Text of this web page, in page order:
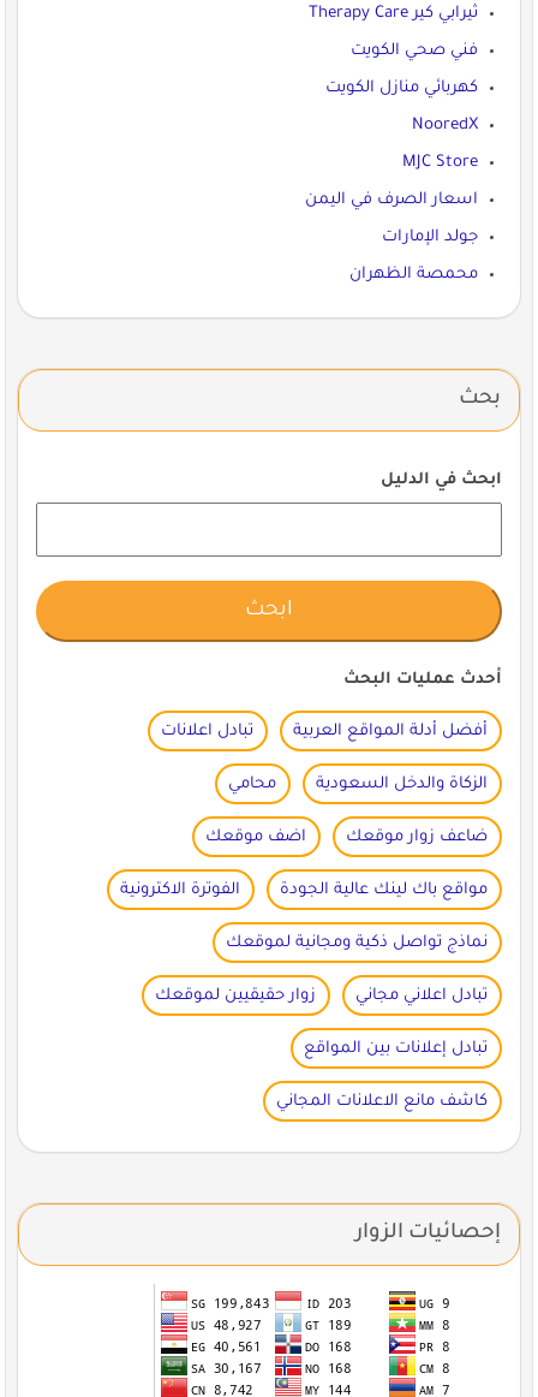
ثيرابي كير Therapy Care
فني صحي الكويت
كهربائي منازل الكويت
NooredX
MJC Store
اسعار الصرف في اليمن
جولد الإمارات
محمصة الظهران
بحث
ابحث في الدليل
أحدث عمليات البحث
أفضل أدلة المواقع العربية تبادل اعلانات
الزكاة والدخل السعودية محامي
ضاعف زوار موقعك اضف موقعك
مواقع باك لينك عالية الجودة الفوترة الاكترونية
نماذج تواصل ذكية ومجانية لموقعك
تبادل اعلاني مجاني زوار حقيقيين لموقعك
تبادل إعلانات بين المواقع
كاشف مانع الاعلانات المجاني
إحصائيات الزوار